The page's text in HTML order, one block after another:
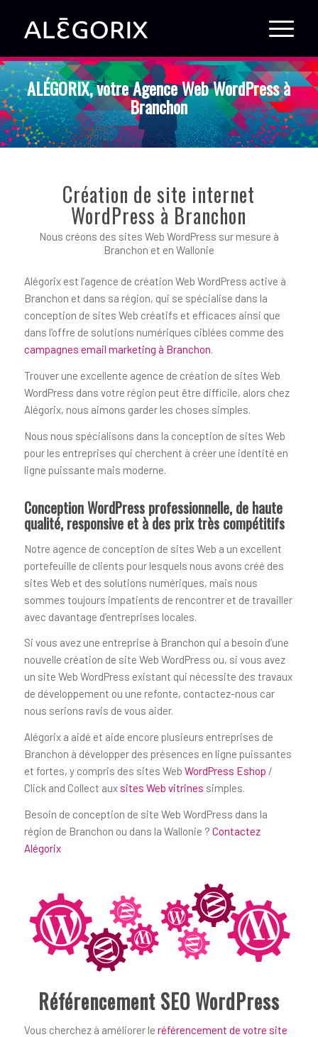
ALÉGORIX, votre Agence Web WordPress à
Branchon
Création de site internet
WordPress à Branchon
Nous créons des sites Web WordPress sur mesure à
Branchon et en Wallonie
Alégorix est l’agence de création Web WordPress active à
Branchon et dans sa région, qui se spécialise dans la
conception de sites Web créatifs et efficaces ainsi que
dans l’offre de solutions numériques ciblées comme des
campagnes email marketing à Branchon.
Trouver une excellente agence de création de sites Web
WordPress dans votre région peut être difficile, alors chez
Alégorix, nous aimons garder les choses simples.
Nous nous spécialisons dans la conception de sites Web
pour les entreprises qui cherchent à créer une identité en
ligne puissante mais moderne.
Conception WordPress professionnelle, de haute
qualité, responsive et à des prix très compétitifs
Notre agence de conception de sites Web a un excellent
portefeuille de clients pour lesquels nous avons créé des
sites Web et des solutions numériques, mais nous
sommes toujours impatients de rencontrer et de travailler
avec davantage d’entreprises locales.
Si vous avez une entreprise à Branchon qui a besoin d’une
nouvelle création de site Web WordPress ou, si vous avez
un site Web WordPress existant qui nécessite des travaux
de développement ou une refonte, contactez-nous car
nous serions ravis de vous aider.
Alégorix a aidé et aide encore plusieurs entreprises de
Branchon à développer des présences en ligne puissantes
et fortes, y compris des sites Web WordPress Eshop /
Click and Collect aux sites Web vitrines simples.
Besoin de conception de site Web WordPress dans la
région de Branchon ou dans la Wallonie ? Contactez
Alégorix
Référencement SEO WordPress
Vous cherchez à améliorer le référencement de votre site